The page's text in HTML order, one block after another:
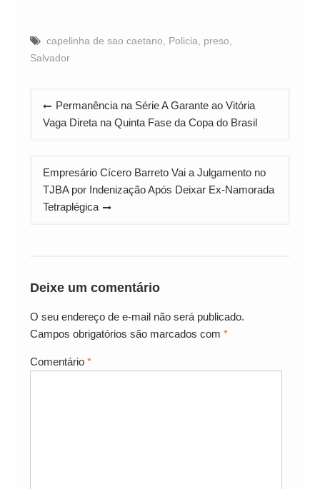
capelinha de sao caetano, Policia, preso,
Salvador
Navegação
de
Permanência na Série A Garante ao Vitória
Vaga Direta na Quinta Fase da Copa do Brasil
Empresário Cícero Barreto Vai a Julgamento no
TJBA por Indenização Após Deixar Ex-Namorada
Tetraplégica
Deixe um comentário
O seu endereço de e-mail não será publicado.
Campos obrigatórios são marcados com *
Comentário *